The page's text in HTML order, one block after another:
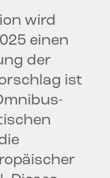
wird
einen
der
ist